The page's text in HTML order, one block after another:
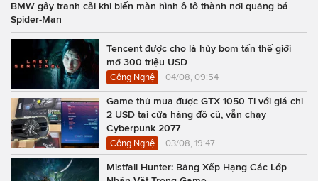
BMW gây tranh cãi khi biến màn hình ô tô thành nơi quảng bá
Spider-Man
Tencent được cho là hủy bom tấn thế giới
mở 300 triệu USD
Công Nghệ 04/08, 09:54
Game thủ mua được GTX 1050 Ti với giá chỉ
2 USD tại cửa hàng đồ cũ, vẫn chạy
Cyberpunk 2077
Công Nghệ 03/08, 19:47
Mistfall Hunter: Bảng Xếp Hạng Các Lớp